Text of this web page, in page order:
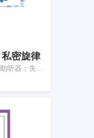
密旋律
医疗器械和仪器；按摩器械；助听器；失眠用催眠枕头；奶瓶；性爱娃娃；性玩具；避孕套；人造乳房；矫形用物品